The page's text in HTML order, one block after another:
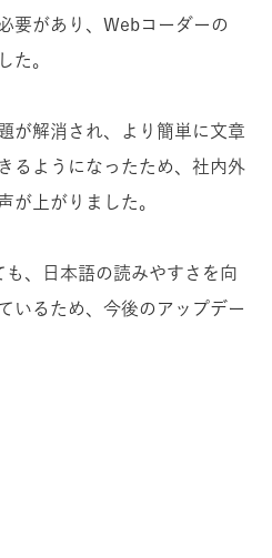
要があり、Webコーダーの
た。
が解消され、より簡単に文章
るようになったため、社内外
が上がりました。
、日本語の読みやすさを向
いるため、今後のアップデー